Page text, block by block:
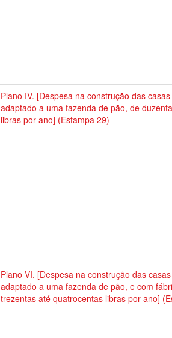
Plano IV. [Despesa na construção das
adaptado a uma fazenda de pão, de
libras por ano] (Estampa 29)
Plano VI. [Despesa na construção das
adaptado a uma fazenda de pão, e com
trezentas até quatrocentas libras por ano]